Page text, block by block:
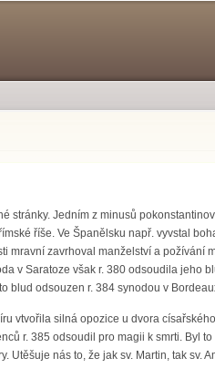
stránky. Jedním z minusů
říše. Ve Španělsku např. vyvstal
mravní zavrhoval manželství a požívání
v Saratoze však r. 380 odsoudila jeho
blud odsouzen r. 384 synodou v
vtvořila silná opozice u dvora
r. 385 odsoudil pro magii k smrti. Byl
Utěšuje nás to, že jak sv. Martin, tak sv.